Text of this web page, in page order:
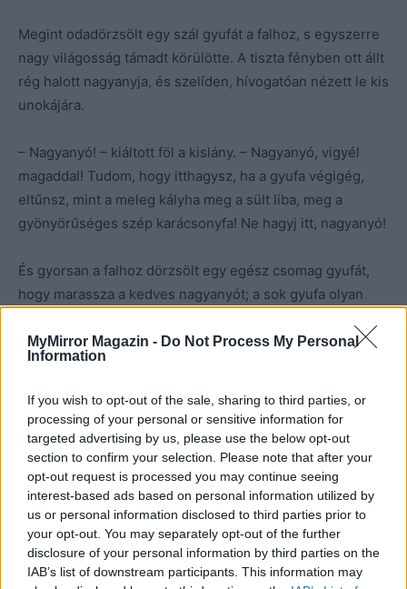
MyMirror Magazin - Do Not Process My Personal
Information
If you wish to opt-out of the sale, sharing to third parties, or
processing of your personal or sensitive information for
targeted advertising by us, please use the below opt-out
section to confirm your selection. Please note that after your
opt-out request is processed you may continue seeing
interest-based ads based on personal information utilized by
us or personal information disclosed to third parties prior to
your opt-out. You may separately opt-out of the further
disclosure of your personal information by third parties on the
IAB’s list of downstream participants. This information may
Megint odadörzsölt egy szál gyufát a falhoz, s egyszerre
nagy világosság támadt körülötte. A tiszta fényben ott állt
rég halott nagyanyja, és szelíden, hívogatóan nézett le kis
unokájára.
– Nagyanyó! – kiáltott föl a kislány. – Nagyanyó, vigyél
magaddal! Tudom, hogy itthagysz, ha a gyufa végigég,
eltűnsz, mint a meleg kályha meg a sült liba, meg a
gyönyörűséges szép karácsonyfa! Ne hagyj itt, nagyanyó!
És gyorsan a falhoz dörzsölt egy egész csomag gyufát,
hogy marassza a kedves nagyanyót; a sok gyufa olyan
nagyanyó sohasem volt ilyen szép, ilyen erős. Karjára
emelte a kislányt, s felemelkedett vele; magasra, igen
öröm van és fényesség.
A hideg reggelen ott találták a kis gyufaárus lányt a
házszögletben: kipirult arca mosolygott, de élet már nem
volt benne, megfagyott a csodákkal teli éjszakán. Ott
feküdt a halott gyermek új esztendő reggelén, körülötte
egy halom gyufásskatulya és sok-sok elégett gyufaszál.